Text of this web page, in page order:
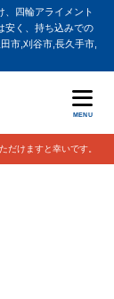
、四輪アライメント
安く、持ち込みでの
市,刈谷市,長久手市,
MENU
だけますと幸いです。